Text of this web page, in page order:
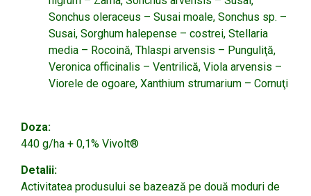
Sonchus oleraceus – Susai moale, Sonchus sp. –
Susai, Sorghum halepense – costrei, Stellaria
media – Rocoină, Thlaspi arvensis – Punguliţă,
Veronica officinalis – Ventrilică, Viola arvensis –
Viorele de ogoare, Xanthium strumarium – Cornuţi
Doza:
440 g/ha + 0,1% Vivolt®
Detalii:
Activitatea produsului se bazează pe două moduri de